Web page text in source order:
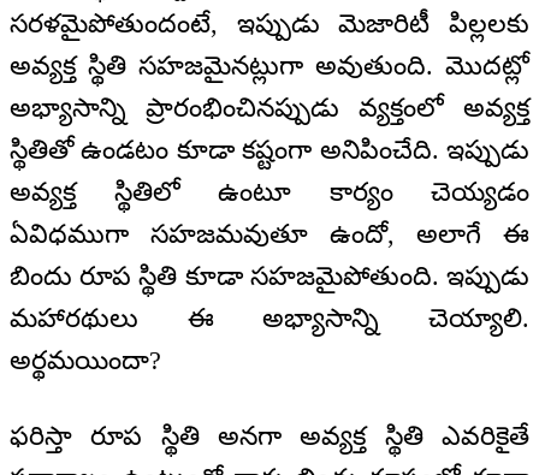
సరళమైపోతుందంటే, ఇప్పుడు మెజారిటీ పిల్లలకు
అవ్యక్త స్థితి సహజమైనట్లుగా అవుతుంది. మొదట్లో
అభ్యాసాన్ని ప్రారంభించినప్పుడు వ్యక్తంలో అవ్యక్త
స్థితితో ఉండటం కూడా కష్టంగా అనిపించేది. ఇప్పుడు
అవ్యక్త స్థితిలో ఉంటూ కార్యం చెయ్యడం
ఏవిధముగా సహజమవుతూ ఉందో, అలాగే ఈ
బిందు రూప స్థితి కూడా సహజమైపోతుంది. ఇప్పుడు
మహారథులు ఈ అభ్యాసాన్ని చెయ్యాలి.
అర్థమయిందా?
ఫరిస్తా రూప స్థితి అనగా అవ్యక్త స్థితి ఎవరికైతే